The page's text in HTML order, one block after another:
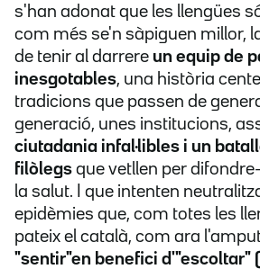
s'han adonat que les llengües
com més se'n sàpiguen millor,
de tenir al darrere un equip de
inesgotables, una història
tradicions que passen de
generació, unes institucions,
ciutadania infal·libles i un
filòlegs que vetllen per
la salut. I que intenten
epidèmies que, com totes les
pateix el català, com ara
"sentir"en benefici d'"escoltar"